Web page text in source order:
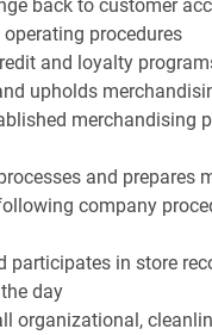
back to customer
procedures
and loyalty
upholds
merchandising
and prepares
company
participates in store
day
organizational,